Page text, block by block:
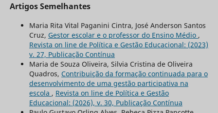
Artigos Semelhantes
Maria Rita Vital Paganini Cintra, José Anderson Santos
Cruz, Gestor escolar e o professor do Ensino Médio ,
Revista on line de Política e Gestão Educacional: (2023)
v. 27, Publicação Contínua
Maria de Souza Oliveira, Silvia Cristina de Oliveira
Quadros, Contribuição da formação continuada para o
desenvolvimento de uma gestão participativa na
escola , Revista on line de Política e Gestão
Educacional: (2026), v. 30, Publicação Contínua